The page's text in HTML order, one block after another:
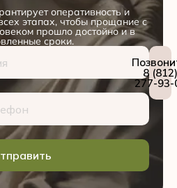
оперативность и
этапах, чтобы прощание с
прошло достойно и в
сроки.
8 (812)
277-93-